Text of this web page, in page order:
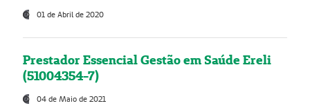
01 de Abril de 2020
Prestador Essencial Gestão em Saúde Ereli
(51004354-7)
04 de Maio de 2021